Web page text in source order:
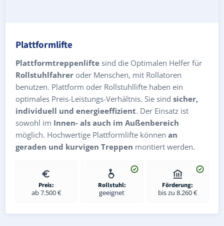
Plattformlifte
Plattformtreppenlifte sind die Optimalen Helfer für
Rollstuhlfahrer oder Menschen, mit Rollatoren
benutzen. Plattform oder Rollstuhllifte haben ein
optimales Preis-Leistungs-Verhältnis. Sie sind sicher,
individuell und energieeffizient. Der Einsatz ist
sowohl im Innen- als auch im Außenbereich
möglich. Hochwertige Plattformlifte können an
geraden und kurvigen Treppen montiert werden.
Preis:
ab 7.500 €
Rollstuhl:
geeignet
Förderung:
bis zu 8.260 €